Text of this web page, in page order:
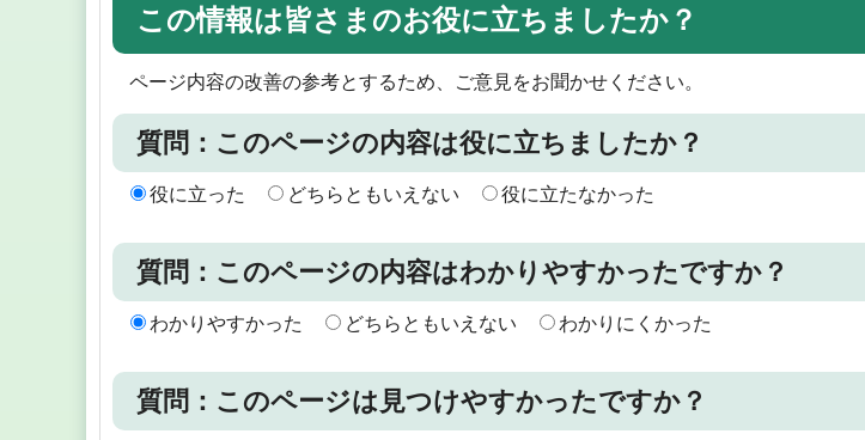
この情報は皆さまのお役に立ちましたか？
ページ内容の改善の参考とするため、ご意見をお聞かせください。
質問：このページの内容は役に立ちましたか？
役に立った どちらともいえない 役に立たなかった
質問：このページの内容はわかりやすかったですか？
わかりやすかった どちらともいえない わかりにくかった
質問：このページは見つけやすかったですか？